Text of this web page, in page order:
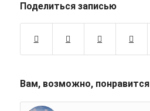
Поделиться записью
Вам, возможно, понравится